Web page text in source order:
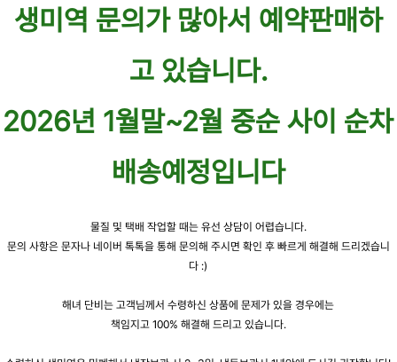
생미역 문의가 많아서 예약판매하
고 있습니다.
2026년 1월말~2월 중순 사이 순차
배송예정입니다
물질 및 택배 작업할 때는 유선 상담이 어렵습니다.
문의 사항은 문자나 네이버 톡톡을 통해 문의해 주시면 확인 후 빠르게 해결해 드리겠습니
다 :)
해녀 단비는 고객님께서 수령하신 상품에 문제가 있을 경우에는
책임지고 100% 해결해 드리고 있습니다.